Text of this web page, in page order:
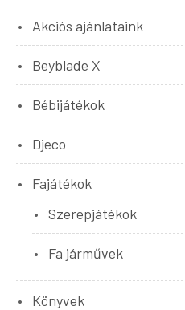
Akciós ajánlataink
Beyblade X
Bébijátékok
Djeco
Fajátékok
Szerepjátékok
Fa járművek
Könyvek